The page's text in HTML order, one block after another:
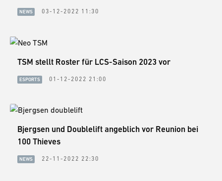
NEWS 03-12-2022 11:30
TSM stellt Roster für LCS-Saison 2023 vor
ESPORTS 01-12-2022 21:00
Bjergsen und Doublelift angeblich vor Reunion bei
100 Thieves
NEWS 22-11-2022 22:30